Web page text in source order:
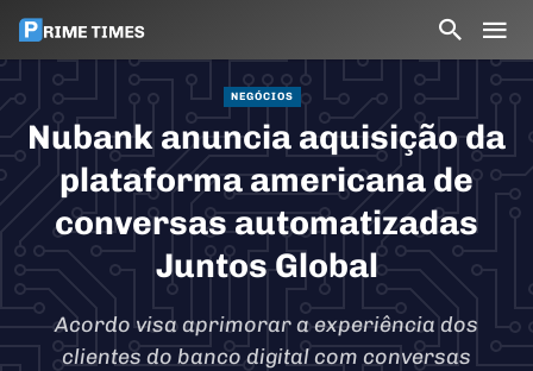
NEGÓCIOS
Nubank anuncia aquisição da
plataforma americana de
conversas automatizadas
Juntos Global
Acordo visa aprimorar a experiência dos
clientes do banco digital com conversas